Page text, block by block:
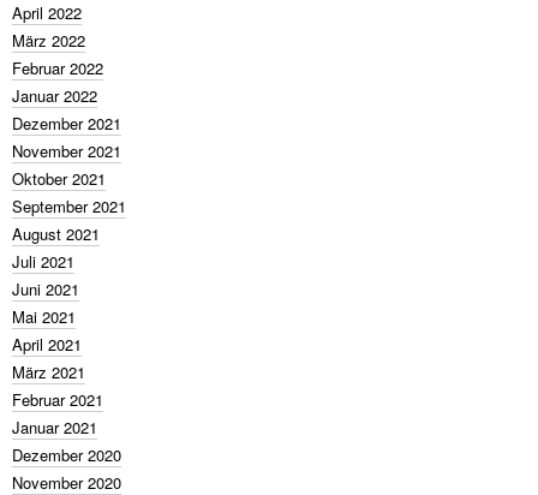
April 2022
März 2022
Februar 2022
Januar 2022
Dezember 2021
November 2021
Oktober 2021
September 2021
August 2021
Juli 2021
Juni 2021
Mai 2021
April 2021
März 2021
Februar 2021
Januar 2021
Dezember 2020
November 2020